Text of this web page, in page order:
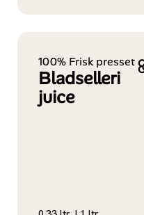
100% Frisk presset
Bladselleri
juice